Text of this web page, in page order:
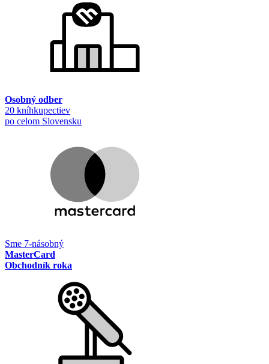
Osobný odber
20 kníhkupectiev
po celom Slovensku
Sme 7-násobný
MasterCard
Obchodník roka